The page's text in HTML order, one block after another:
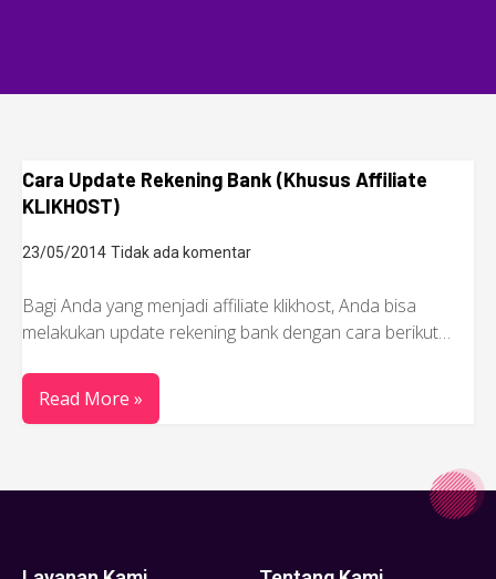
Cara Update Rekening Bank (Khusus Affiliate
KLIKHOST)
23/05/2014 Tidak ada komentar
Bagi Anda yang menjadi affiliate klikhost, Anda bisa
melakukan update rekening bank dengan cara berikut…
Read More »